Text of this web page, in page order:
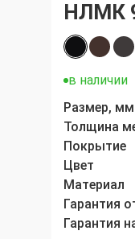
НЛМК
в наличии
Размер, мм
Толщина
Покрытие
Цвет
Материал
Гарантия
Гарантия